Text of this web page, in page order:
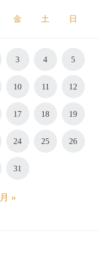
金 土 日
3 4 5
10 11 12
17 18 19
24 25 26
31
»